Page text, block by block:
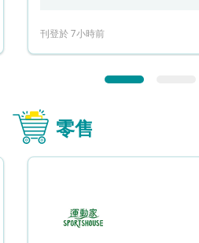
刊登於 7小時前
零售